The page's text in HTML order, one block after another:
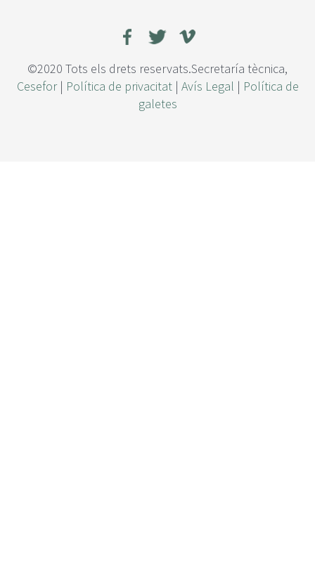
©2020 Tots els drets reservats.Secretaría tècnica,
Cesefor| Política de privacitat| Avís Legal | Política de
galetes